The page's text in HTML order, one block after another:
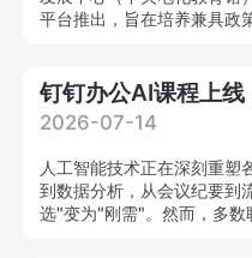
平台推出，旨在培养兼具政
2026-07-14
人工智能技术正在深刻重塑
到数据分析，从会议纪要到
选"变为"刚需"。然而，多数